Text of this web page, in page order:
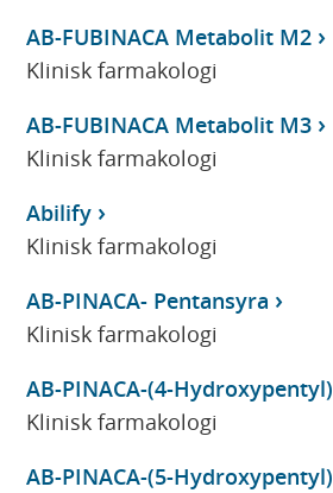
AB-FUBINACA Metabolit M2
Klinisk farmakologi
AB-FUBINACA Metabolit M3
Klinisk farmakologi
Abilify
Klinisk farmakologi
AB-PINACA- Pentansyra
Klinisk farmakologi
AB-PINACA-(4-Hydroxypentyl)
Klinisk farmakologi
AB-PINACA-(5-Hydroxypentyl)